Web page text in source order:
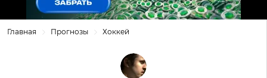
Главная Прогнозы Хоккей